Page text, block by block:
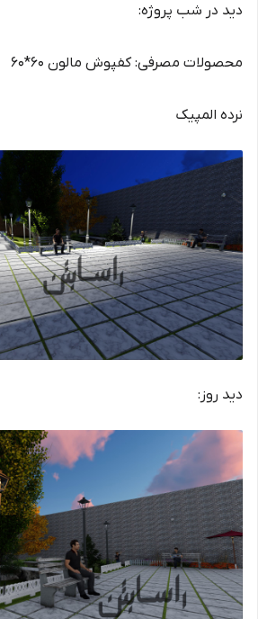
دید در شب پروژه:
محصولات مصرفی: کفپوش مالون 60*60
نرده المپیک
دید روز: